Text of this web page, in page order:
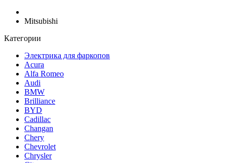
Mitsubishi
Категории
Электрика для фаркопов
Acura
Alfa Romeo
Audi
BMW
Brilliance
BYD
Cadillac
Changan
Chery
Chevrolet
Chrysler